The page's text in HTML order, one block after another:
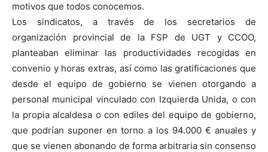
motivos que todos conocemos.
Los sindicatos, a través de los secretarios de
organización provincial de la FSP de UGT y CCOO,
planteaban eliminar las productividades recogidas en
convenio y horas extras, así como las gratificaciones que
desde el equipo de gobierno se vienen otorgando a
personal municipal vinculado con Izquierda Unida, o con
la propia alcaldesa o con ediles del equipo de gobierno,
que podrían suponer en torno a los 94.000 € anuales y
que se vienen abonando de forma arbitraria sin consenso